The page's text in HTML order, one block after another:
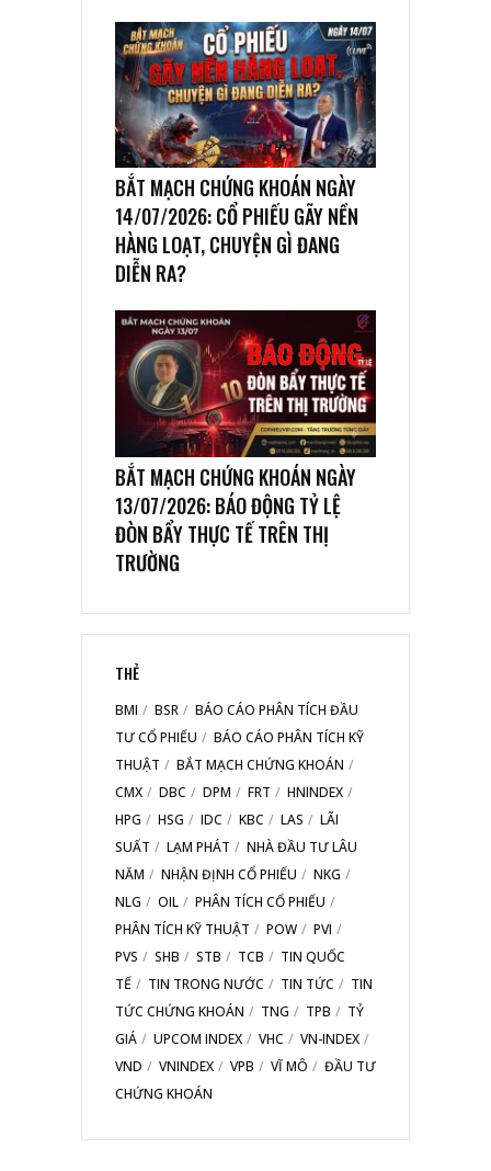
BẮT MẠCH CHỨNG KHOÁN NGÀY
14/07/2026: CỔ PHIẾU GÃY NỀN
HÀNG LOẠT, CHUYỆN GÌ ĐANG
DIỄN RA?
BẮT MẠCH CHỨNG KHOÁN NGÀY
13/07/2026: BÁO ĐỘNG TỶ LỆ
ĐÒN BẨY THỰC TẾ TRÊN THỊ
TRƯỜNG
THẺ
BMI BSR
BÁO CÁO PHÂN TÍCH ĐẦU
TƯ CỔ PHIẾU
BÁO CÁO PHÂN TÍCH KỸ
THUẬT
BẮT MẠCH CHỨNG KHOÁN
CMX
DBC DPM FRT
HNINDEX
HPG
HSG IDC KBC LAS
LÃI
SUẤT
LẠM PHÁT
NHÀ ĐẦU TƯ LÂU
NĂM
NHẬN ĐỊNH CỔ PHIẾU
NKG
NLG
OIL
PHÂN TÍCH CỔ PHIẾU
PHÂN TÍCH KỸ THUẬT
POW
PVI
PVS
SHB STB TCB
TIN QUỐC
TẾ
TIN TRONG NƯỚC TIN TỨC
TIN
TỨC CHỨNG KHOÁN
TNG TPB
TỶ
GIÁ
UPCOM INDEX VHC
VN-INDEX
VND
VNINDEX VPB VĨ MÔ
ĐẦU TƯ
CHỨNG KHOÁN